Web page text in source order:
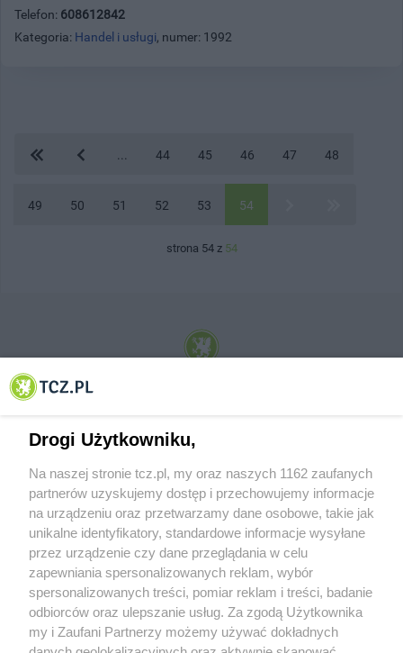
Telefon: 608612842
Kategoria: Handel i usługi, numer: 1992
44 45 46 47 48
49 50 51 52 53 54
strona 54 z 54
© 2001-2026 Tczew - TCZ.PL Sp. z o.o. Internetowy Serwis Informacyjny Miasta
O FIRMIE POLITYKA PRYWATNOŚCI HOSTING
REKLAMA WSPÓŁPRACA RSS FACEBOOK KONTAKT
Nasze serwisy
Drogi Użytkowniku,
Na naszej stronie tcz.pl, my oraz naszych 1162 zaufanych
partnerów uzyskujemy dostęp i przechowujemy informacje
na urządzeniu oraz przetwarzamy dane osobowe, takie jak
unikalne identyfikatory, standardowe informacje wysyłane
przez urządzenie czy dane przeglądania w celu
zapewniania spersonalizowanych reklam, wybór
spersonalizowanych treści, pomiar reklam i treści, badanie
odbiorców oraz ulepszanie usług. Za zgodą Użytkownika
my i Zaufani Partnerzy możemy używać dokładnych